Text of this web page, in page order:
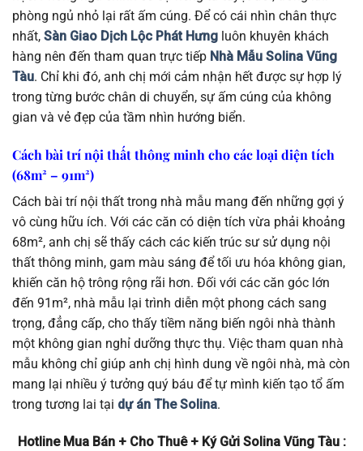
phòng ngủ nhỏ lại rất ấm cúng. Để có cái nhìn chân thực
nhất, Sàn Giao Dịch Lộc Phát Hưng luôn khuyên khách
hàng nên đến tham quan trực tiếp Nhà Mẫu Solina Vũng
Tàu. Chỉ khi đó, anh chị mới cảm nhận hết được sự hợp lý
trong từng bước chân di chuyển, sự ấm cúng của không
gian và vẻ đẹp của tầm nhìn hướng biển.
Cách bài trí nội thất thông minh cho các loại diện tích
(68m² – 91m²)
Cách bài trí nội thất trong nhà mẫu mang đến những gợi ý
vô cùng hữu ích. Với các căn có diện tích vừa phải khoảng
68m², anh chị sẽ thấy cách các kiến trúc sư sử dụng nội
thất thông minh, gam màu sáng để tối ưu hóa không gian,
khiến căn hộ trông rộng rãi hơn. Đối với các căn góc lớn
đến 91m², nhà mẫu lại trình diễn một phong cách sang
trọng, đẳng cấp, cho thấy tiềm năng biến ngôi nhà thành
một không gian nghỉ dưỡng thực thụ. Việc tham quan nhà
mẫu không chỉ giúp anh chị hình dung về ngôi nhà, mà còn
mang lại nhiều ý tưởng quý báu để tự mình kiến tạo tổ ấm
trong tương lai tại dự án The Solina.
Hotline Mua Bán + Cho Thuê + Ký Gửi Solina Vũng Tàu :